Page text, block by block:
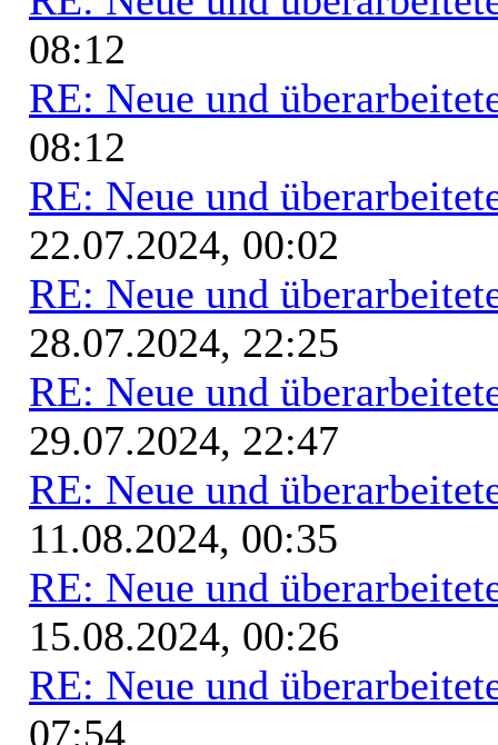
08:12
RE: Neue und
08:12
RE: Neue und
22.07.2024, 00:02
RE: Neue und
28.07.2024, 22:25
RE: Neue und
29.07.2024, 22:47
RE: Neue und
11.08.2024, 00:35
RE: Neue und
15.08.2024, 00:26
RE: Neue und
07:54